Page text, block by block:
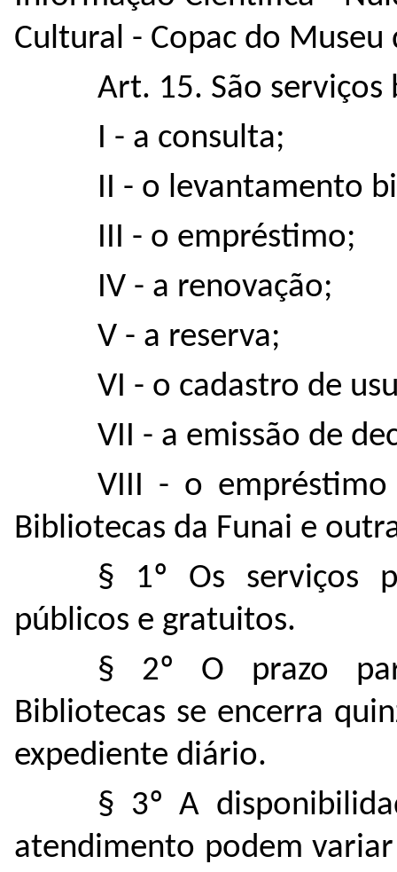
Cultural - Copac do Museu
Art. 15. São
I - a consulta;
II - o levantamento
III - o empréstimo;
IV - a renovação;
V - a reserva;
VI - o cadastro de
VII - a emissão de
VIII - o
Bibliotecas da Funai e
§ 1º Os serviços
públicos e gratuitos.
§ 2º O prazo
Bibliotecas se encerra
expediente diário.
§ 3º A
atendimento podem